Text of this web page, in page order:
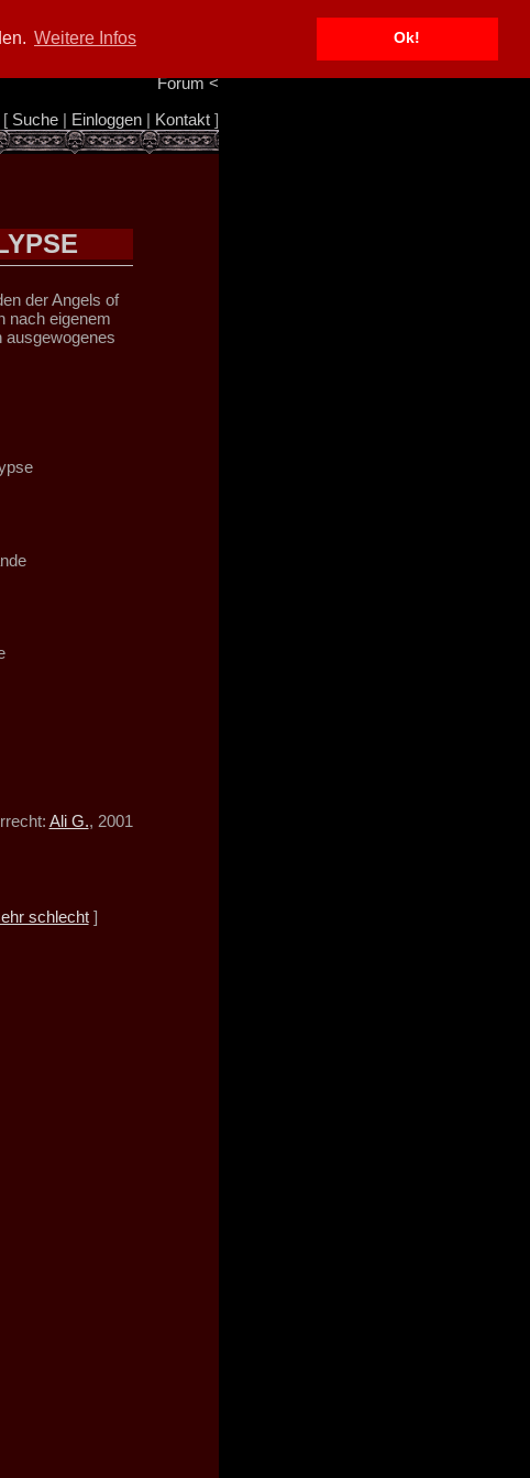
Weitere Infos Ok!
Info/Impressum
Forum<
[ Suche| Einloggen| Kontakt]
der Angels of
nach eigenem
ausgewogenes
Ali G., 2001
schlecht]